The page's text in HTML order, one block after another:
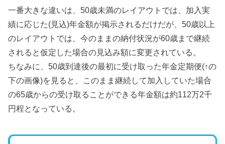
一番大きな違いは、50歳未満のレイアウトでは、加入実
績に応じた(見込)年金額が掲示されるだけだが、50歳以上
のレイアウトでは、今のままの納付状況が60歳まで継続
されると仮定した場合の見込み額に変更されている。
ちなみに、50歳到達後の最初に受け取った年金定期便(↑の
下の画像)を見ると、このまま継続して加入していた場合
の65歳からの受け取ることができる年金額は約112万2千
円程となっている。